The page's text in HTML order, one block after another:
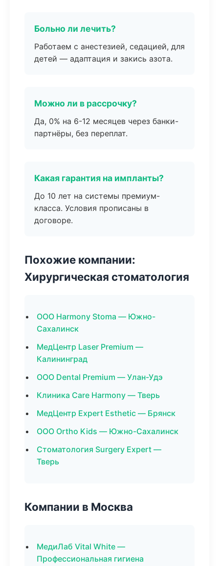
Больно ли лечить?
Работаем с анестезией, седацией, для
детей — адаптация и закись азота.
Можно ли в рассрочку?
Да, 0% на 6-12 месяцев через банки-
партнёры, без переплат.
Какая гарантия на импланты?
До 10 лет на системы премиум-
класса. Условия прописаны в
договоре.
Похожие компании:
Хирургическая стоматология
ООО Harmony Stoma — Южно-
Сахалинск
МедЦентр Laser Premium —
Калининград
ООО Dental Premium — Улан-Удэ
Клиника Care Harmony — Тверь
МедЦентр Expert Esthetic — Брянск
ООО Ortho Kids — Южно-Сахалинск
Стоматология Surgery Expert —
Тверь
Компании в Москва
МедиЛаб Vital White —
Профессиональная гигиена